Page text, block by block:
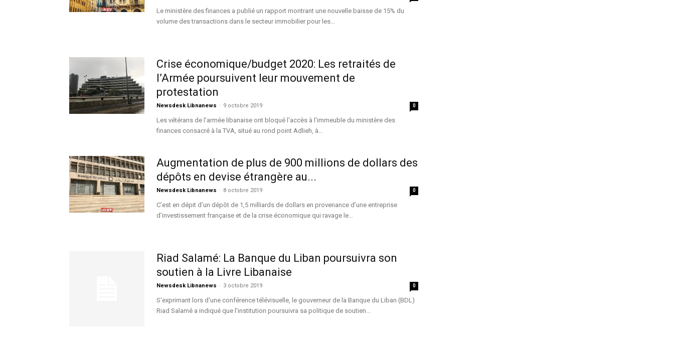
Le ministère des finances a publié un rapport montrant une nouvelle baisse de 15% du
volume des transactions dans le secteur immobilier pour les...
Crise économique/budget 2020: Les retraités de
l’Armée poursuivent leur mouvement de
protestation
Newsdesk Libnanews - 9 octobre 2019 0
Les vétérans de l'armée libanaise ont bloqué l'accès à l'immeuble du ministère des
finances consacré à la TVA, situé au rond point Adlieh, à...
Augmentation de plus de 900 millions de dollars des
dépôts en devise étrangère au...
Newsdesk Libnanews - 8 octobre 2019 0
C’est en dépit d’un dépôt de 1,5 milliards de dollars en provenance d’une entreprise
d’investissement française et de la crise économique qui ravage le...
Riad Salamé: La Banque du Liban poursuivra son
soutien à la Livre Libanaise
Newsdesk Libnanews - 3 octobre 2019 0
S'exprimant lors d'une conférence télévisuelle, le gouverneur de la Banque du Liban (BDL)
Riad Salamé a indiqué que l'institution poursuivra sa politique de soutien...